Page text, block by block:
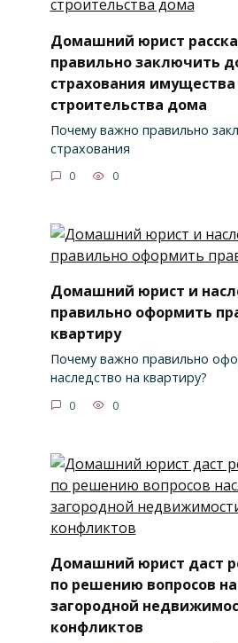
Домашний юрист
правильно заключить
страхования
строительства дома
Почему важно правильно
страхования
0 0
Домашний юрист и
правильно оформить
квартиру
Почему важно правильно
наследство на квартиру?
0 0
Домашний юрист даст
по решению вопросов
загородной
конфликтов